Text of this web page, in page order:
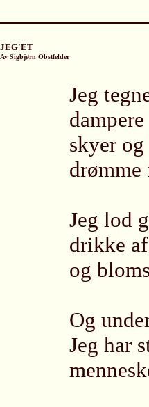
JEG'ET
Av Sigbjørn Obstfelder
Jeg
skyer
drømme
Jeg lod
drikke
og
Og
Jeg har